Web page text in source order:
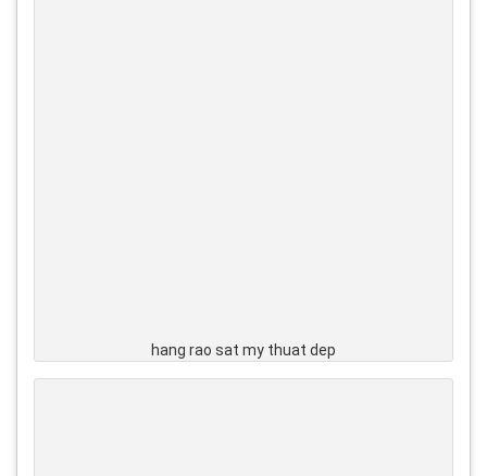
hang rao sat my thuat dep